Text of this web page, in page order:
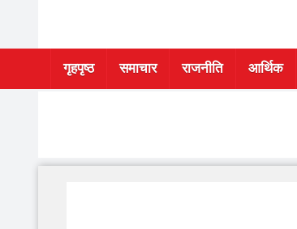
content
गृहपृष्ठ समाचार राजनीति आर्थिक